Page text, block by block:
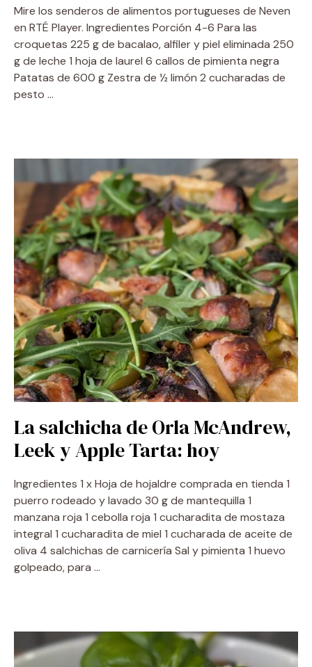
Mire los senderos de alimentos portugueses de Neven
en RTÉ Player. Ingredientes Porción 4-6 Para las
croquetas 225 g de bacalao, alfiler y piel eliminada 250
g de leche 1 hoja de laurel 6 callos de pimienta negra
Patatas de 600 g Zestra de ½ limón 2 cucharadas de
pesto …
La salchicha de Orla McAndrew,
Leek y Apple Tarta: hoy
Ingredientes 1 x Hoja de hojaldre comprada en tienda 1
puerro rodeado y lavado 30 g de mantequilla 1
manzana roja 1 cebolla roja 1 cucharadita de mostaza
integral 1 cucharadita de miel 1 cucharada de aceite de
oliva 4 salchichas de carnicería Sal y pimienta 1 huevo
golpeado, para …